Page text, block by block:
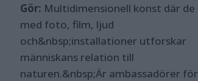
Gör: Multidimensionell konst där de
med foto, film, ljud
och&nbsp;installationer utforskar
människans relation till
naturen.&nbsp;Är ambassadörer för